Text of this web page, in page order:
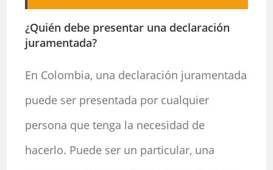
¿Quién debe presentar una declaración
juramentada?
En Colombia, una declaración juramentada
puede ser presentada por cualquier
persona que tenga la necesidad de
hacerlo. Puede ser un particular, una